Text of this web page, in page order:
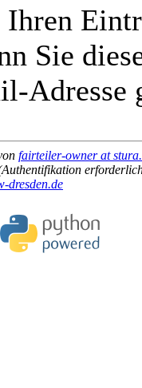
Sie
Adresse
fairteiler-owner at
dresden.de